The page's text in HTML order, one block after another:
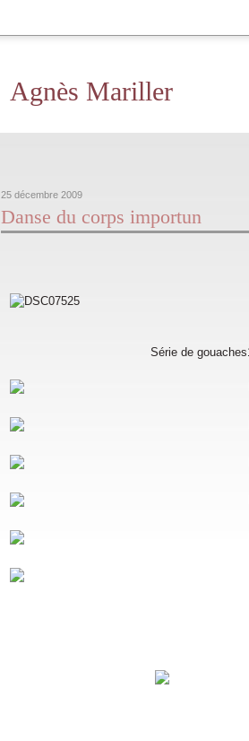
Agnès Mariller
25 décembre 2009
Danse du corps importun
Série de